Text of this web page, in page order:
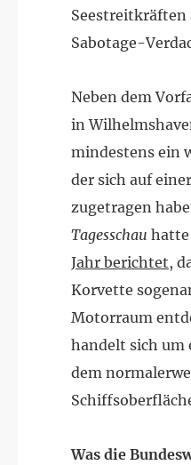
Seestreitkräften
Sabotage-
Neben dem
in
mindestens ein
der sich auf
zugetragen
Tagesschau hatte
Jahr berichtet,
Korvette
Motorraum
handelt sich um
dem
Was die